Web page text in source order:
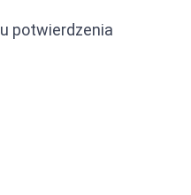
potwierdzenia